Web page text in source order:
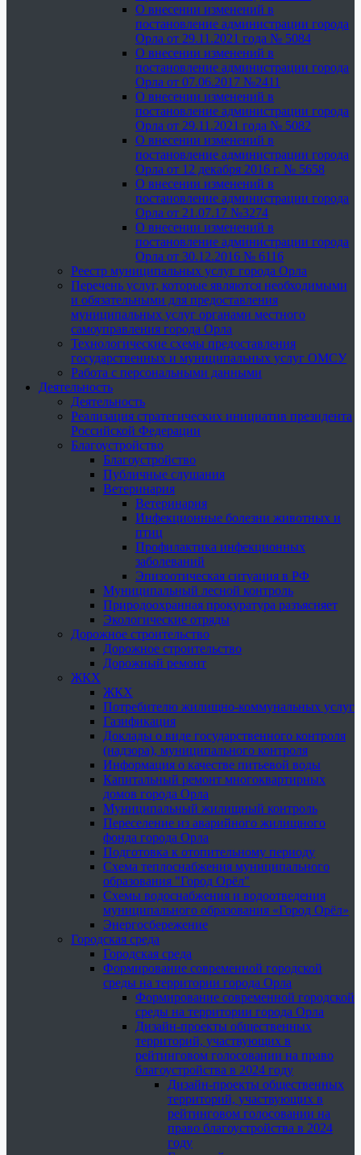
О внесении изменений в
постановление администрации города
Орла от 29.11.2021 года № 5084
О внесении изменений в
постановление администрации города
Орла от 07.06.2017 №2411
О внесении изменений в
постановление администрации города
Орла от 29.11.2021 года № 5082
О внесении изменений в
постановление администрации города
Орла от 12 декабря 2016 г. № 5658
О внесении изменений в
постановление администрации города
Орла от 21.07.17 №3274
О внесении изменений в
постановление администрации города
Орла от 30.12.2016 № 6116
Реестр муниципальных услуг города Орла
Перечень услуг, которые являются необходимыми
и обязательными для предоставления
муниципальных услуг органами местного
самоуправления города Орла
Технологические схемы предоставления
государственных и муниципальных услуг ОМСУ
Работа с персональными данными
Деятельность
Деятельность
Реализация стратегических инициатив президента
Российской Федерации
Благоустройство
Благоустройство
Публичные слушания
Ветеринария
Ветеринария
Инфекционные болезни животных и
птиц
Профилактика инфекционных
заболеваний
Эпизоотическая ситуация в РФ
Муниципальный лесной контроль
Природоохранная прокуратура разъясняет
Экологические отряды
Дорожное строительство
Дорожное строительство
Дорожный ремонт
ЖКХ
ЖКХ
Потребителю жилищно-коммунальных услуг
Газификация
Доклады о виде государственного контроля
(надзора), муниципального контроля
Информация о качестве питьевой воды
Капитальный ремонт многоквартирных
домов города Орла
Муниципальный жилищный контроль
Переселение из аварийного жилищного
фонда города Орла
Подготовка к отопительному периоду
Схема теплоснабжения муниципального
образования "Город Орёл"
Схемы водоснабжения и водоотведения
муниципального образования «Город Орёл»
Энергосбережение
Городская среда
Городская среда
Формирование современной городской
среды на территории города Орла
Формирование современной городской
среды на территории города Орла
Дизайн-проекты общественных
территорий, участвующих в
рейтинговом голосовании на право
благоустройства в 2024 году
Дизайн-проекты общественных
территорий, участвующих в
рейтинговом голосовании на
право благоустройства в 2024
году